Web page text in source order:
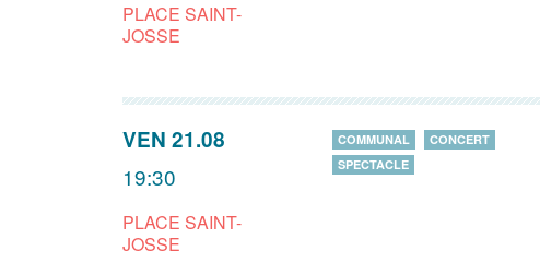
PLACE SAINT-
JOSSE
VEN 21.08
19:30
PLACE SAINT-
JOSSE
COMMUNAL
CONCERT
SPECTACLE